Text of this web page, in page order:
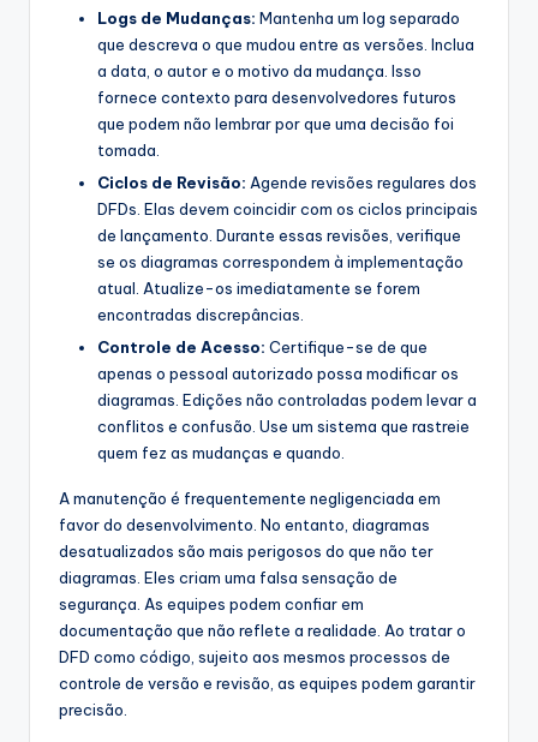
Logs de Mudanças: Mantenha um log separado
que descreva o que mudou entre as versões. Inclua
a data, o autor e o motivo da mudança. Isso
fornece contexto para desenvolvedores futuros
que podem não lembrar por que uma decisão foi
tomada.
Ciclos de Revisão: Agende revisões regulares dos
DFDs. Elas devem coincidir com os ciclos principais
de lançamento. Durante essas revisões, verifique
se os diagramas correspondem à implementação
atual. Atualize-os imediatamente se forem
encontradas discrepâncias.
Controle de Acesso: Certifique-se de que
apenas o pessoal autorizado possa modificar os
diagramas. Edições não controladas podem levar a
conflitos e confusão. Use um sistema que rastreie
quem fez as mudanças e quando.
A manutenção é frequentemente negligenciada em
favor do desenvolvimento. No entanto, diagramas
desatualizados são mais perigosos do que não ter
diagramas. Eles criam uma falsa sensação de
segurança. As equipes podem confiar em
documentação que não reflete a realidade. Ao tratar o
DFD como código, sujeito aos mesmos processos de
controle de versão e revisão, as equipes podem garantir
precisão.